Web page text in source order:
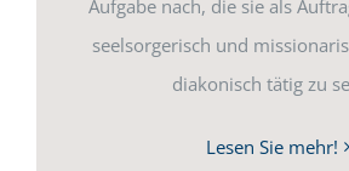
Aufgabe nach, die sie als
seelsorgerisch und
diakonisch tätig zu
Lesen Sie mehr!